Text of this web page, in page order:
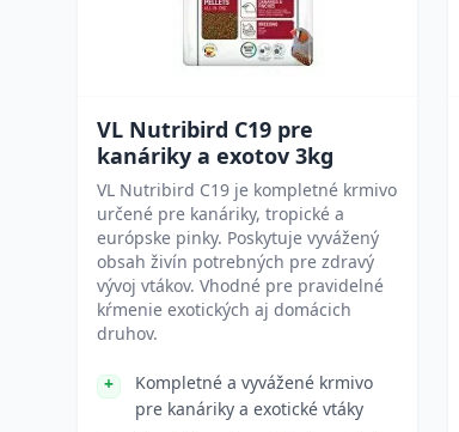
VL Nutribird C19 pre
kanáriky a exotov 3kg
VL Nutribird C19 je kompletné krmivo
určené pre kanáriky, tropické a
európske pinky. Poskytuje vyvážený
obsah živín potrebných pre zdravý
vývoj vtákov. Vhodné pre pravidelné
kŕmenie exotických aj domácich
druhov.
Kompletné a vyvážené krmivo
pre kanáriky a exotické vtáky